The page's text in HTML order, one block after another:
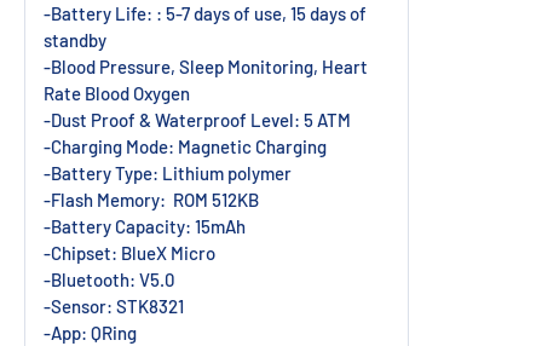
-Battery Life: : 5-7 days of use, 15 days of
standby
-Blood Pressure, Sleep Monitoring, Heart
Rate Blood Oxygen
-Dust Proof & Waterproof Level: 5 ATM
-Charging Mode: Magnetic Charging
-Battery Type: Lithium polymer
-Flash Memory: ROM 512KB
-Battery Capacity: 15mAh
-Chipset: BlueX Micro
-Bluetooth: V5.0
-Sensor: STK8321
-App: QRing